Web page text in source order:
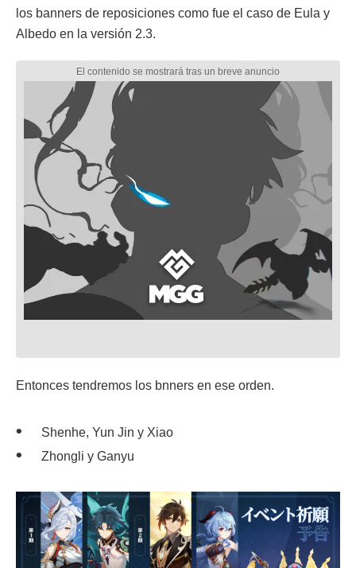
los banners de reposiciones como fue el caso de Eula y
Albedo en la versión 2.3.
Entonces tendremos los bnners en ese orden.
Shenhe, Yun Jin y Xiao
Zhongli y Ganyu